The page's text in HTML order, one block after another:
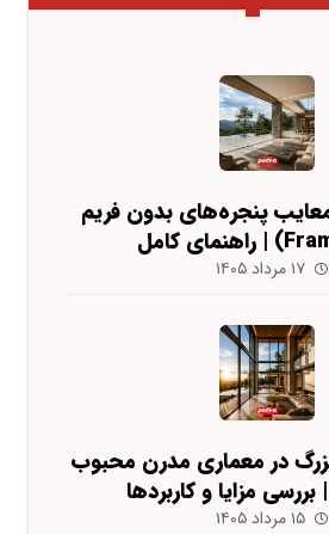
پنجره‌های بدون فریم
۱۷ مرداد ۱۴۰۵
در معماری مدرن محبوب
مزایا و کاربردها
۱۵ مرداد ۱۴۰۵